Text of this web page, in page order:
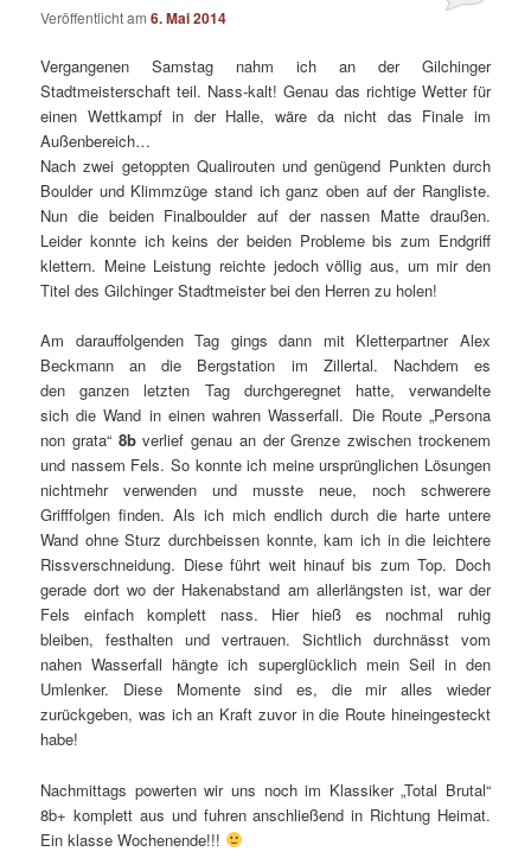
Veröffentlicht am6. Mai 2014
Vergangenen Samstag nahm ich an der Gilchinger
Stadtmeisterschaft teil. Nass-kalt! Genau das richtige Wetter für
einen Wettkampf in der Halle, wäre da nicht das Finale im
Außenbereich…
Nach zwei getoppten Qualirouten und genügend Punkten durch
Boulder und Klimmzüge stand ich ganz oben auf der Rangliste.
Nun die beiden Finalboulder auf der nassen Matte draußen.
Leider konnte ich keins der beiden Probleme bis zum Endgriff
klettern. Meine Leistung reichte jedoch völlig aus, um mir den
Titel des Gilchinger Stadtmeister bei den Herren zu holen!
Am darauffolgenden Tag gings dann mit Kletterpartner Alex
Beckmann an die Bergstation im Zillertal. Nachdem es
den ganzen letzten Tag durchgeregnet hatte, verwandelte
sich die Wand in einen wahren Wasserfall. Die Route „Persona
non grata“ 8bverlief genau an der Grenze zwischen trockenem
und nassem Fels. So konnte ich meine ursprünglichen Lösungen
nichtmehr verwenden und musste neue, noch schwerere
Grifffolgen finden. Als ich mich endlich durch die harte untere
Wand ohne Sturz durchbeissen konnte, kam ich in die leichtere
Rissverschneidung. Diese führt weit hinauf bis zum Top. Doch
gerade dort wo der Hakenabstand am allerlängsten ist, war der
Fels einfach komplett nass. Hier hieß es nochmal ruhig
bleiben, festhalten und vertrauen. Sichtlich durchnässt vom
nahen Wasserfall hängte ich superglücklich mein Seil in den
Umlenker. Diese Momente sind es, die mir alles wieder
zurückgeben, was ich an Kraft zuvor in die Route hineingesteckt
habe!
Nachmittags powerten wir uns noch im Klassiker „Total Brutal“
8b+ komplett aus und fuhren anschließend in Richtung Heimat.
Ein klasse Wochenende!!!